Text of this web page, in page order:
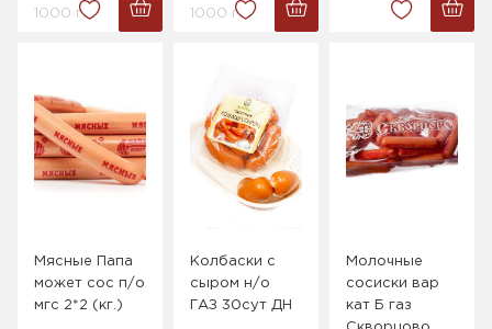
1000 г. 1000 г.
Мясные Папа
может сос п/о
мгс 2*2 (кг.)
Колбаски с
сыром н/о
ГАЗ 30сут ДН
Молочные
сосиски вар
кат Б газ